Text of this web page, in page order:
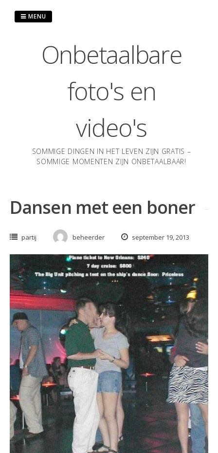
Onbetaalbare
foto's en
video's
SOMMIGE DINGEN IN HET LEVEN ZIJN GRATIS –
SOMMIGE MOMENTEN ZIJN ONBETAALBAAR!
MENU
Dansen met een boner
partij beheerder september 19, 2013